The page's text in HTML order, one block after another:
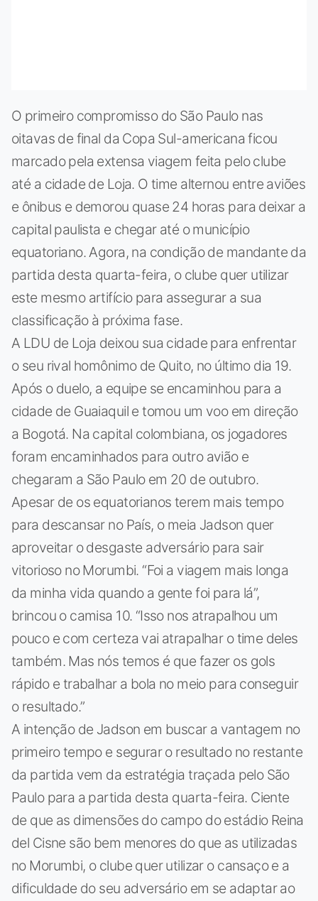
O primeiro compromisso do São Paulo nas
oitavas de final da Copa Sul-americana ficou
marcado pela extensa viagem feita pelo clube
até a cidade de Loja. O time alternou entre aviões
e ônibus e demorou quase 24 horas para deixar a
capital paulista e chegar até o município
equatoriano. Agora, na condição de mandante da
partida desta quarta-feira, o clube quer utilizar
este mesmo artifício para assegurar a sua
classificação à próxima fase.
A LDU de Loja deixou sua cidade para enfrentar
o seu rival homônimo de Quito, no último dia 19.
Após o duelo, a equipe se encaminhou para a
cidade de Guaiaquil e tomou um voo em direção
a Bogotá. Na capital colombiana, os jogadores
foram encaminhados para outro avião e
chegaram a São Paulo em 20 de outubro.
Apesar de os equatorianos terem mais tempo
para descansar no País, o meia Jadson quer
aproveitar o desgaste adversário para sair
vitorioso no Morumbi. “Foi a viagem mais longa
da minha vida quando a gente foi para lá”,
brincou o camisa 10. “Isso nos atrapalhou um
pouco e com certeza vai atrapalhar o time deles
também. Mas nós temos é que fazer os gols
rápido e trabalhar a bola no meio para conseguir
o resultado.”
A intenção de Jadson em buscar a vantagem no
primeiro tempo e segurar o resultado no restante
da partida vem da estratégia traçada pelo São
Paulo para a partida desta quarta-feira. Ciente
de que as dimensões do campo do estádio Reina
del Cisne são bem menores do que as utilizadas
no Morumbi, o clube quer utilizar o cansaço e a
dificuldade do seu adversário em se adaptar ao